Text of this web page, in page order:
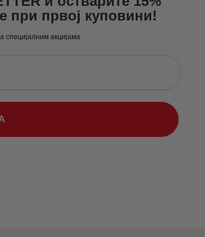
при првој куповини!
специјалним акцијама